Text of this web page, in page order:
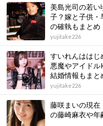
美島光司の若
子？嫁と子供・
の確執もまとめ
yujitake226
すいれんははじ
悪魔やアイドル
結婚情報もまと
yujitake226
藤咲まいの現在
の藤崎麻衣や年